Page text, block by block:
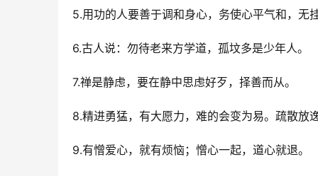
5.用功的人要善于调和身心，务使心平气和，无
6.古人说：勿待老来方学道，孤坟多是少年人。
7.禅是静虑，要在静中思虑好歹，择善而从。
8.精进勇猛，有大愿力，难的会变为易。疏散放
9.有憎爱心，就有烦恼；憎心一起，道心就退。